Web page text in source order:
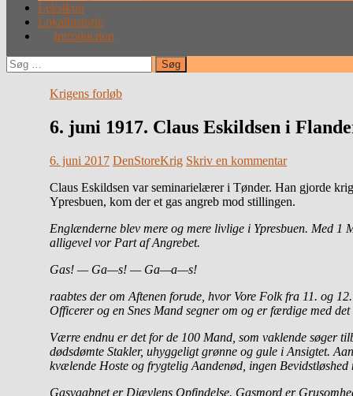
Leksikon
Lokalhistorie
Introduction
Søg
efter:
Krigens forløb
6. juni 1917. Claus Eskildsen i
6. juni 2017 DenStoreKrig Skriv en kommentar
Claus Eskildsen var seminarielærer i Tønder. Han gjorde
Ypresbuen, kom der et gas angreb mod stillingen.
Englænderne blev mere og mere livlige i Ypresbuen. Med 1
alligevel vor Part af Angrebet.
Gas! — Ga—s! — Ga—a—s!
raabtes der om Aftenen forude, hvor Vore Folk fra 11. og
Officerer og en Snes Mand segner om og er færdige med det
Værre endnu er det for de 100 Mand, som vaklende søger
dødsdømte Stakler, uhyggeligt grønne og gule i Ansigtet.
kvælende Hoste og frygtelig Aandenød, ingen
Gasvaabnet er Djævlens Opfindelse. Gasmord er